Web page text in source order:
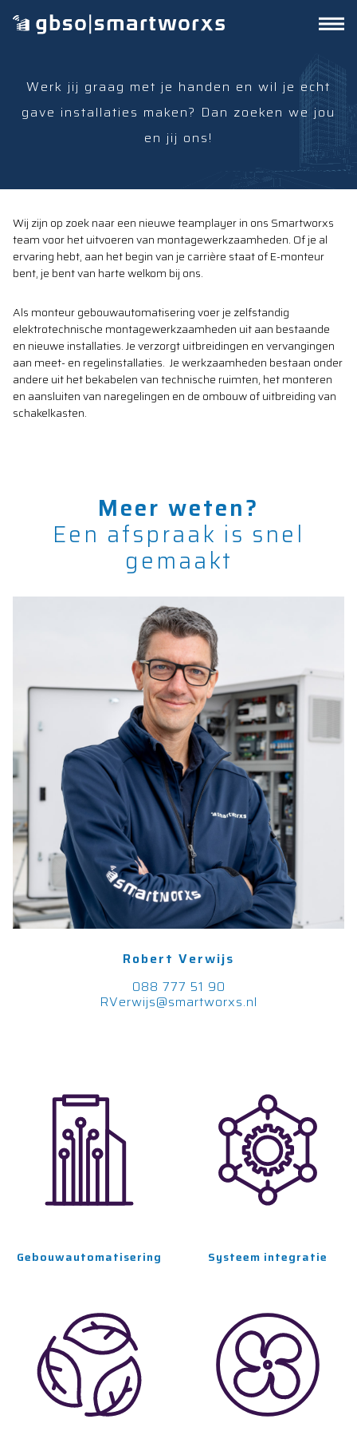
Werk jij graag met je handen en wil je echt
gave installaties maken? Dan zoeken we jou
en jij ons!
Wij zijn op zoek naar een nieuwe teamplayer in ons Smartworxs
team voor het uitvoeren van montagewerkzaamheden. Of je al
ervaring hebt, aan het begin van je carrière staat of E-monteur
bent, je bent van harte welkom bij ons.
Als monteur gebouwautomatisering voer je zelfstandig
elektrotechnische montagewerkzaamheden uit aan bestaande
en nieuwe installaties. Je verzorgt uitbreidingen en vervangingen
aan meet- en regelinstallaties. Je werkzaamheden bestaan onder
andere uit het bekabelen van technische ruimten, het monteren
en aansluiten van naregelingen en de ombouw of uitbreiding van
schakelkasten.
Meer weten?
Een afspraak is snel
gemaakt
Robert Verwijs
088 777 51 90
RVerwijs@smartworxs.nl
Gebouwautomatisering Systeem integratie